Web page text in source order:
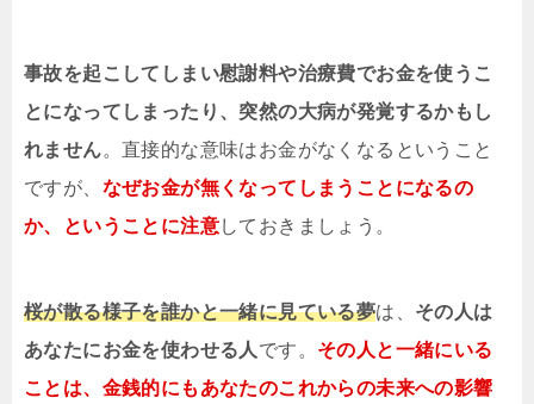
事故を起こしてしまい慰謝料や治療費でお金を使うこ
とになってしまったり、突然の大病が発覚するかもし
れません。直接的な意味はお金がなくなるということ
ですが、 なぜお金が無くなってしまうことになるの
か、ということに注意しておきましょう。
桜が散る様子を誰かと一緒に見ている夢は、 その人は
あなたにお金を使わせる人 です。 その人と一緒にいる
ことは、金銭的にもあなたのこれからの未来への影響